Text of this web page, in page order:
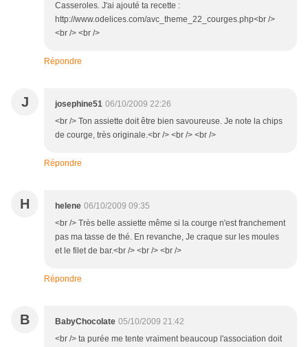
Casseroles. J'ai ajouté ta recette :
http://www.odelices.com/avc_theme_22_courges.php<br />
<br /> <br />
Répondre
J josephine51 06/10/2009 22:26
<br /> Ton assiette doit être bien savoureuse. Je note la chips
de courge, très originale.<br /> <br /> <br />
Répondre
H helene 06/10/2009 09:35
<br /> Très belle assiette même si la courge n'est franchement
pas ma tasse de thé. En revanche, Je craque sur les moules
et le filet de bar.<br /> <br /> <br />
Répondre
B BabyChocolate 05/10/2009 21:42
<br /> ta purée me tente vraiment beaucoup l'association doit